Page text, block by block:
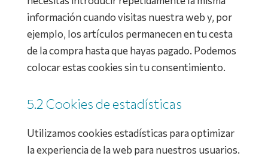
información cuando visitas nuestra web y, por
ejemplo, los artículos permanecen en tu cesta
de la compra hasta que hayas pagado. Podemos
colocar estas cookies sin tu consentimiento.
5.2 Cookies de estadísticas
Utilizamos cookies estadísticas para optimizar
la experiencia de la web para nuestros usuarios.